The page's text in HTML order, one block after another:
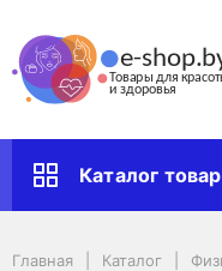
Каталог
Главная Каталог